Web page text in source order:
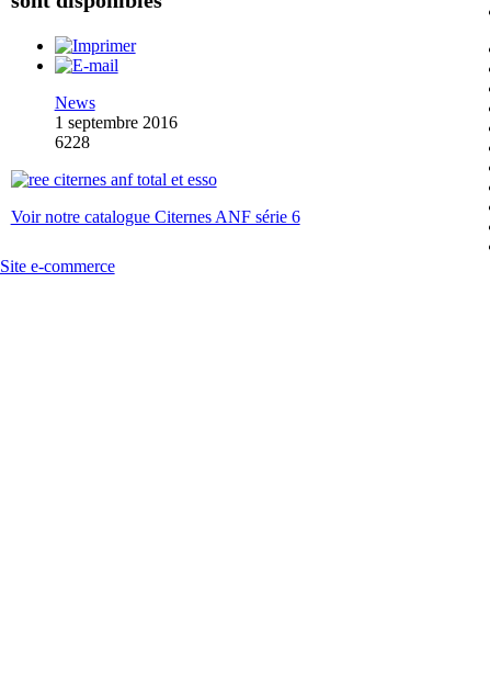
News
1 septembre 2016
6228
Voir notre catalogue Citernes ANF série 6
Site e-commerce